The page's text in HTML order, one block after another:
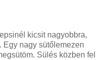
kicsit nagyobbra,
Egy nagy sütőlemezen
Sülés közben fel